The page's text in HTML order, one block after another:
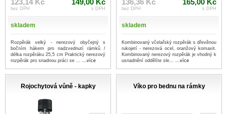
123,14 Kč
bez DPH
149,00 Kč
s DPH
skladem
Rozpěrák velký - nerezový obyčejný s
bočním hákem pro nadzvednutí rámků /
délka rozpěráku 25,5 cm Praktický nerezový
rozpěrák pro snadnou práci se ... ...více
136,36 Kč
bez DPH
165,00 Kč
s DPH
skladem
Kombinovaný včelařský rozpěrák s dřevěnou
rukojetí - nerezová ocel, oranžový komaxit.
Kombinovaný nerezový rozpěrák je vhodný k
usnadnění oddělíte sle... ...více
Rojochytová vůně - kapky Víko pro bednu na rámky